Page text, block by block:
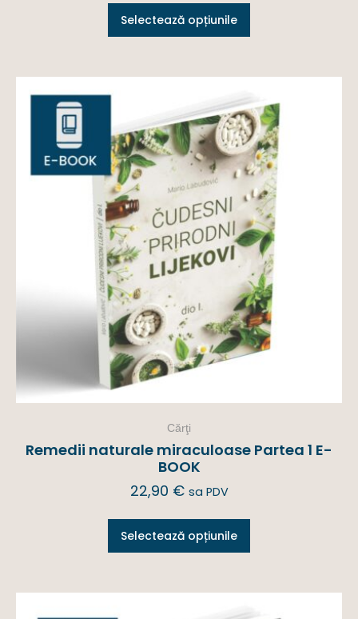
Selectează opțiunile
Cărţi
Remedii naturale miraculoase Partea 1 E-
BOOK
22,90 € sa PDV
Selectează opțiunile